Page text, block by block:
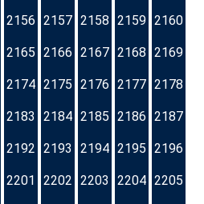
2156 2157 2158 2159 2160
2165 2166 2167 2168 2169
2174 2175 2176 2177 2178
2183 2184 2185 2186 2187
2192 2193 2194 2195 2196
2201 2202 2203 2204 2205